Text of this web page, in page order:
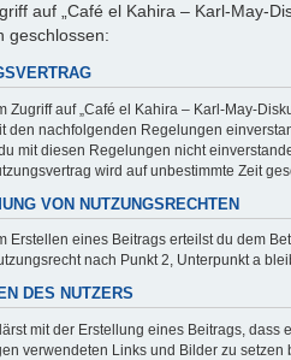
auf „Café el Kahira – Karl-May-
geschlossen:
Zugriff auf „Café el Kahira – Karl-May-
den nachfolgenden Regelungen
mit diesen Regelungen nicht
wird auf unbestimmte Zeit
VON NUTZUNGSRECHTEN
Erstellen eines Beitrags erteilst du dem
nach Punkt 2, Unterpunkt a
DES NUTZERS
mit der Erstellung eines Beitrags,
verwendeten Links und Bilder zu setzen